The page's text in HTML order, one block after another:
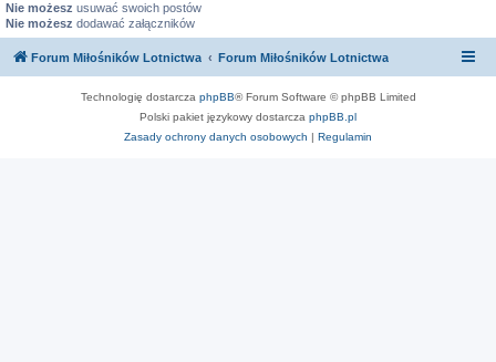
Nie możesz usuwać swoich postów
Nie możesz dodawać załączników
Forum Miłośników Lotnictwa Forum Miłośników Lotnictwa
Technologię dostarcza phpBB® Forum Software © phpBB Limited
Polski pakiet językowy dostarcza phpBB.pl
Zasady ochrony danych osobowych | Regulamin